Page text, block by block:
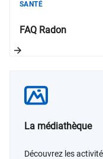
FAQ Radon
SANTÉ
La médiathèque
Découvrez les